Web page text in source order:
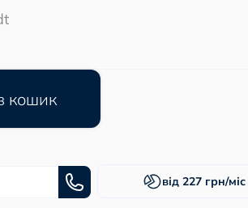
кошик
від 227 грн/міс